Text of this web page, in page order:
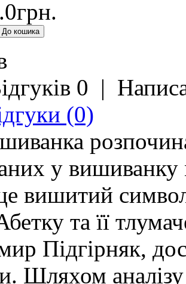
0 |
(0)
у
вишитий
та її
Підгірняк,
Шляхом аналізу